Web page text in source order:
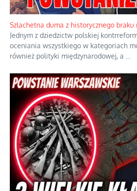
Szlachetna duma z historycznego braku
Jednym z dziedzictw polskiej
oceniania wszystkiego w kategoriach
również polityki międzynarodowej, a